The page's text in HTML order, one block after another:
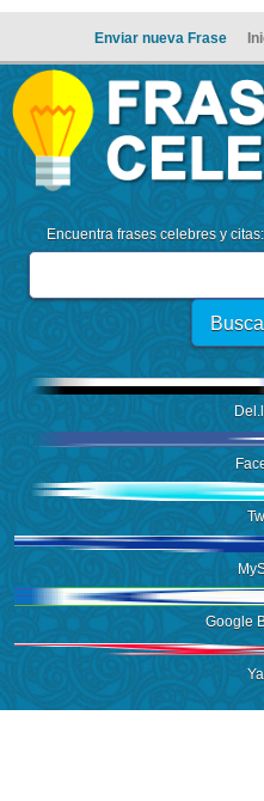
Enviar nueva Frase
Encuentra frases celebres y
Google